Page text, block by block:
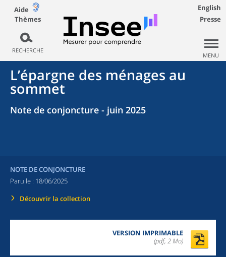
Aide
Thèmes
RECHERCHE
English
Presse
MENU
L’épargne des ménages au
sommet
Note de conjoncture - juin 2025
NOTE DE CONJONCTURE
Paru le : 18/06/2025
Découvrir la collection
VERSION IMPRIMABLE
(pdf, 2 Mo)